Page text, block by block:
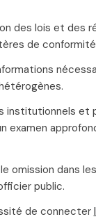
des lois et des
de
institutionnels et
examen
omission dans
public.
de connecter